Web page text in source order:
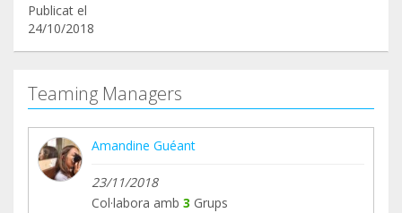
Publicat el
24/10/2018
Teaming Managers
Amandine Guéant
23/11/2018
Col·labora amb 3 Grups